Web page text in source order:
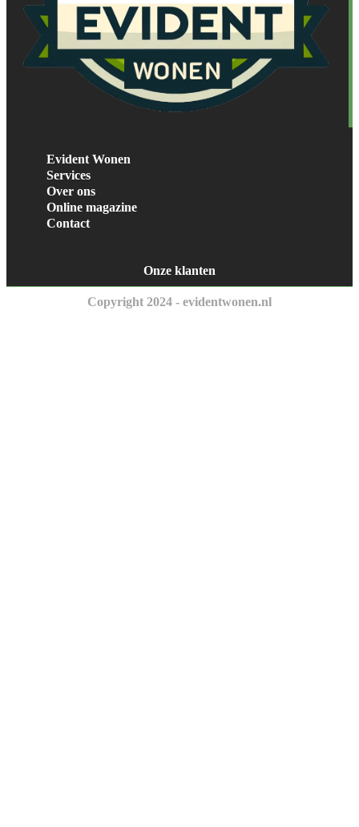
Evident Wonen
Services
Over ons
Online magazine
Contact
Onze klanten
Copyright 2024 - evidentwonen.nl